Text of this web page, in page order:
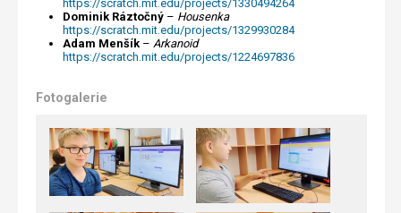
https://scratch.mit.edu/projects/1330494264
Dominik Ráztočný – Housenka
https://scratch.mit.edu/projects/1329930284
Adam Menšík – Arkanoid
https://scratch.mit.edu/projects/1224697836
Fotogalerie